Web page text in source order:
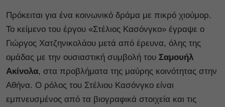
Πρόκειται για ένα κοινωνικό δράμα με πικρό χιούμορ.
Το κείμενο του έργου «Στέλιος Κασόνγκο» έγραψε ο
Γιώργος Χατζηνικολάου μετά από έρευνα, όλης της
ομάδας με την ουσιαστική συμβολή του Σαμουήλ
Ακίνολα, στα προβλήματα της μαύρης κοινότητας στην
Αθήνα. Ο ρόλος του Στέλιου Κασόνγκο είναι
εμπνευσμένος από τα βιογραφικά στοιχεία και τις